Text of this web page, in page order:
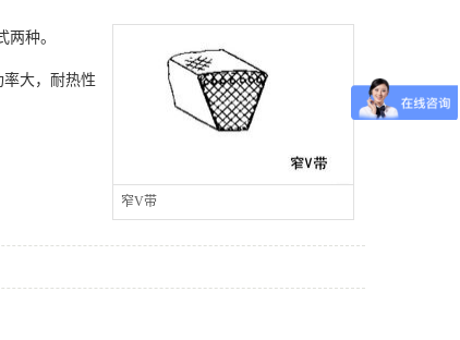
窄V带
种。
大，耐热性